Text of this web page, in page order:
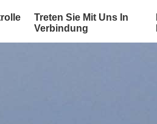
Treten Sie Mit Uns In
Verbindung